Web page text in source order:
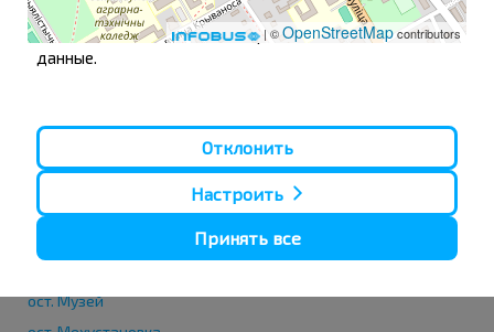
| ©OpenStreetMapcontributors
ост. Почта
ост. Больница
ост. Музей
персональных данных, кто мы такие, как вы можете
связаться с нами и как мы обрабатываем личные
данные.
Отклонить
Настроить
Принять все